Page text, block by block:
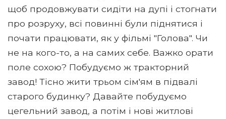
щоб продовжувати сидіти на дупі і стогнати
про розруху, всі повинні були піднятися і
почати працювати, як у фільмі "Голова". Чи
не на кого-то, а на самих себе. Важко орати
поле сохою? Побудуємо ж тракторний
завод! Тісно жити трьом сім'ям в підвалі
старого будинку? Давайте побудуємо
цегельний завод, а потім і нові житлові